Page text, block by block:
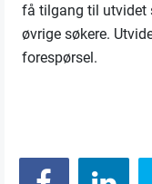
få tilgang til utvidet
øvrige søkere.
forespørsel.